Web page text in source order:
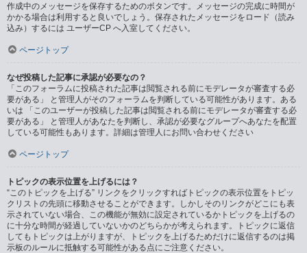
作成中のメッセージを保存するためのボタンです。メッセージの完成に時間が
かかる場合は利用すると良いでしょう。保存されたメッセージをロード（読み
込み）するには ユーザーCP へ入室してください。
ページトップ
なぜ投稿した記事に承認が必要なの？
「このフォーラムに投稿された記事は閲覧される前にモデレータが審査する必
要がある」 と管理人がそのフォーラムを判断している可能性があります。ある
いは 「このユーザーが投稿した記事は閲覧される前にモデレータが審査する必
要がある」 と管理人があなたを判断し、承認が必要なグループへあなたを配置
している可能性もあります。詳細は管理人にお問い合わせください
ページトップ
トピックの表示位置を上げるには？
“このトピックを上げる” リンクをクリックすればトピックの表示位置をトピッ
クリストの先頭に移動させることができます。しかしそのリンクがどこにも表
示されていない場合、この機能が無効に設定されているかトピックを上げるの
に十分な時間が経過していないかのどちらかが考えられます。トピックに返信
してもトピックは上がりますが、トピックを上げるためだけに返信するのは掲
示板のルールに抵触する可能性がある点にご注意ください。